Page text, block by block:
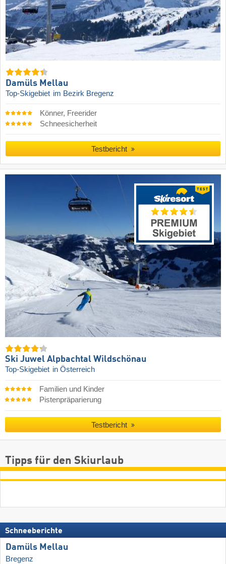
Damüls Mellau
Top-Skigebiet im Bezirk Bregenz
Könner, Freerider
Schneesicherheit
Testbericht
Ski Juwel Alpbachtal Wildschönau
Top-Skigebiet in Österreich
Familien und Kinder
Pistenpräparierung
Testbericht
Tipps für den Skiurlaub
Schneeberichte
Damüls Mellau
Bregenz